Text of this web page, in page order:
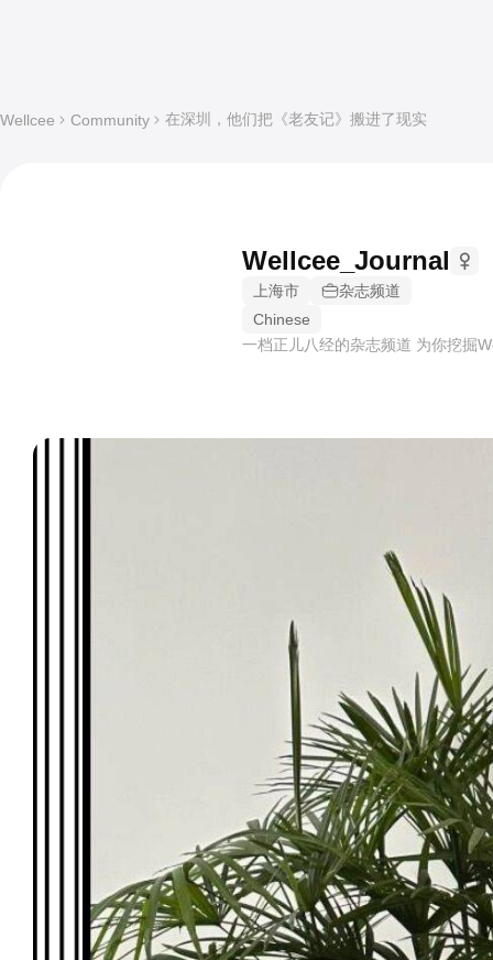
Wellcee Community 在深圳，他们把《老友记》搬进了现实
Wellcee_Journal
上海市
杂志频道
Chinese
一档正儿八经的杂志频道 为你挖掘